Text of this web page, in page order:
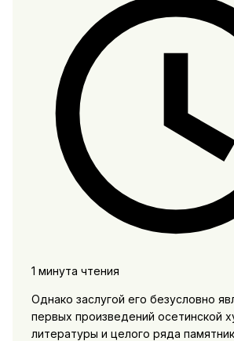
1 минута чтения
Однако заслугой его безусловно
первых произведений осетинской
литературы и целого ряда